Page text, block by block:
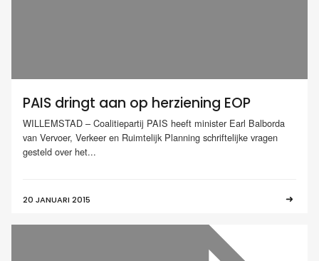
PAIS dringt aan op herziening EOP
WILLEMSTAD – Coalitiepartij PAIS heeft minister Earl Balborda
van Vervoer, Verkeer en Ruimtelijk Planning schriftelijke vragen
gesteld over het...
20 JANUARI 2015